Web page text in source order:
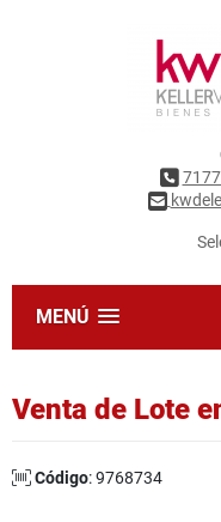
MENÚ
Venta de Lote
Código: 9768734